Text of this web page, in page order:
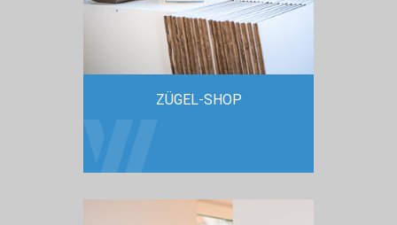
ZÜGEL-SHOP